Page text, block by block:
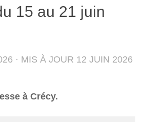
15 au 21 juin
· MIS À JOUR 12 JUIN 2026
à Crécy.